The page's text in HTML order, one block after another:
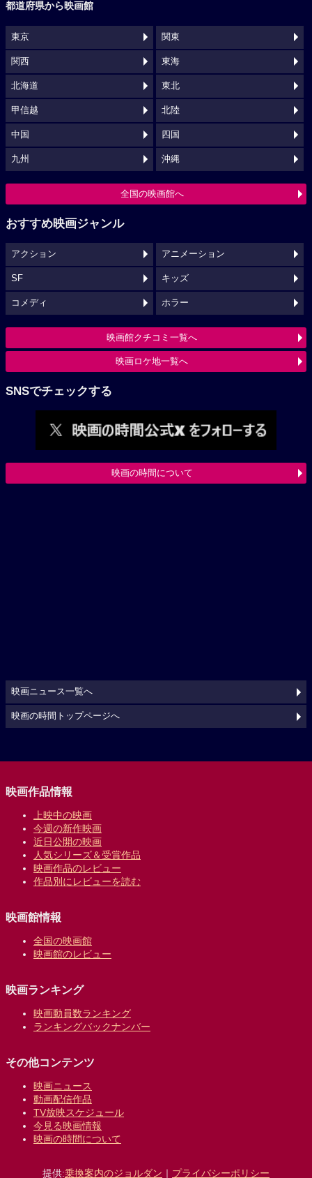
都道府県から映画館
東京 関東
関西 東海
北海道 東北
甲信越 北陸
中国 四国
九州 沖縄
全国の映画館へ
おすすめ映画ジャンル
アクション アニメーション
SF キッズ
コメディ ホラー
映画館クチコミ一覧へ
映画ロケ地一覧へ
SNSでチェックする
映画の時間について
映画ニュース一覧へ
映画の時間トップページへ
映画作品情報
上映中の映画
今週の新作映画
近日公開の映画
人気シリーズ＆受賞作品
映画作品のレビュー
作品別にレビューを読む
映画館情報
全国の映画館
映画館のレビュー
映画ランキング
映画動員数ランキング
ランキングバックナンバー
その他コンテンツ
映画ニュース
動画配信作品
TV放映スケジュール
今見る映画情報
映画の時間について
提供:乗換案内のジョルダン ｜ プライバシーポリシー